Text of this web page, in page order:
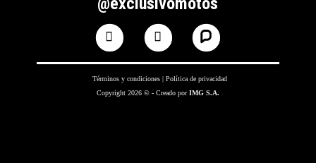
Términos y condiciones |Política de privacidad
Copyright 2026 © - Creado porIMG S.A.